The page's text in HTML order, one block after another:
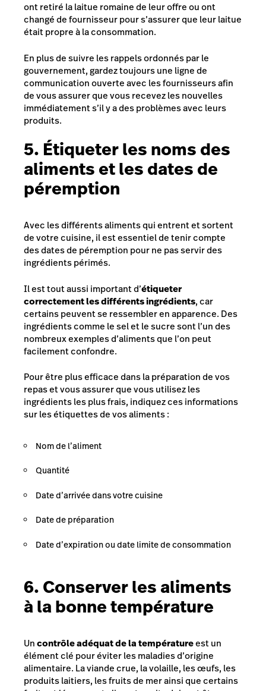
ont retiré la laitue romaine de leur offre ou ont
changé de fournisseur pour s’assurer que leur laitue
était propre à la consommation.
En plus de suivre les rappels ordonnés par le
gouvernement, gardez toujours une ligne de
communication ouverte avec les fournisseurs afin
de vous assurer que vous recevez les nouvelles
immédiatement s’il y a des problèmes avec leurs
produits.
5. Étiqueter les noms des
aliments et les dates de
péremption
Avec les différents aliments qui entrent et sortent
de votre cuisine, il est essentiel de tenir compte
des dates de péremption pour ne pas servir des
ingrédients périmés.
Il est tout aussi important d’étiqueter
correctement les différents ingrédients, car
certains peuvent se ressembler en apparence. Des
ingrédients comme le sel et le sucre sont l’un des
nombreux exemples d’aliments que l’on peut
facilement confondre.
Pour être plus efficace dans la préparation de vos
repas et vous assurer que vous utilisez les
ingrédients les plus frais, indiquez ces informations
sur les étiquettes de vos aliments :
Nom de l’aliment
Quantité
Date d’arrivée dans votre cuisine
Date de préparation
Date d’expiration ou date limite de consommation
6. Conserver les aliments
à la bonne température
Uncontrôle adéquat de la températureest un
élément clé pour éviter les maladies d’origine
alimentaire. La viande crue, la volaille, les œufs, les
produits laitiers, les fruits de mer ainsi que certains